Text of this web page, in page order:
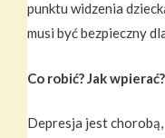
punktu widzenia
musi być bezpieczny
Co robić? Jak
Depresja jest